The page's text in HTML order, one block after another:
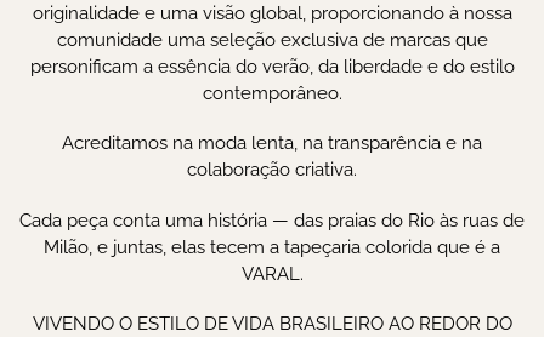
originalidade e uma visão global, proporcionando à nossa
comunidade uma seleção exclusiva de marcas que
personificam a essência do verão, da liberdade e do estilo
contemporâneo.
Acreditamos na moda lenta, na transparência e na
colaboração criativa.
Cada peça conta uma história — das praias do Rio às ruas de
Milão, e juntas, elas tecem a tapeçaria colorida que é a
VARAL.
VIVENDO O ESTILO DE VIDA BRASILEIRO AO REDOR DO